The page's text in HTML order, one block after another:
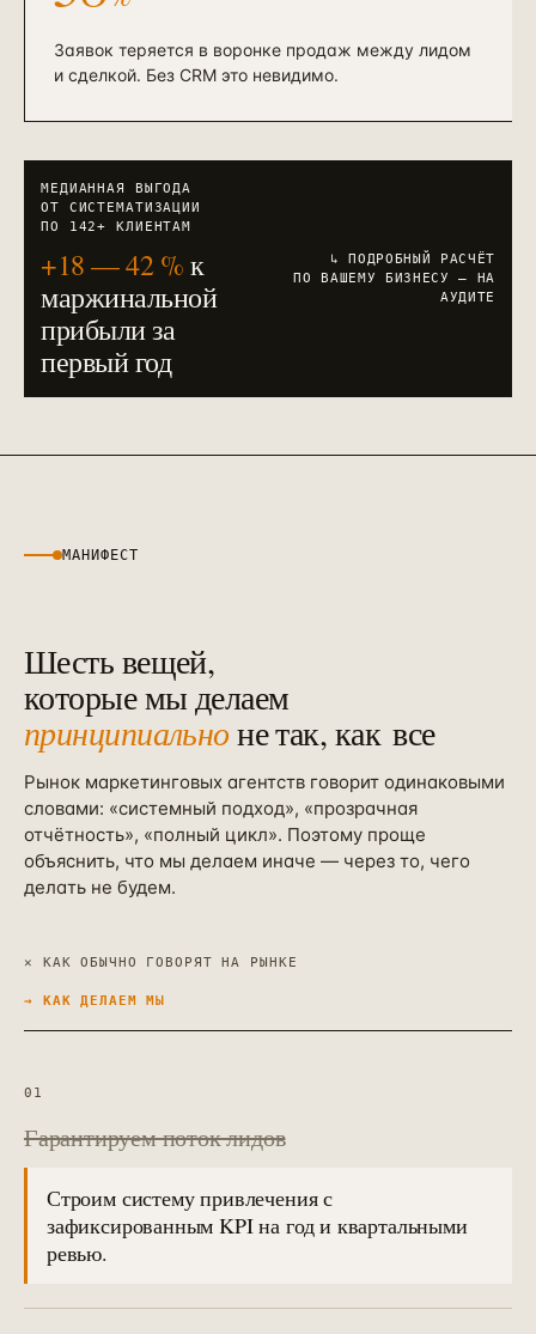
Заявок теряется в воронке продаж между лидом
и сделкой. Без CRM это невидимо.
МЕДИАННАЯ ВЫГОДА
ОТ СИСТЕМАТИЗАЦИИ
ПО 142+ КЛИЕНТАМ
+18 — 42 %к
маржинальной
прибыли за
первый год
↳ ПОДРОБНЫЙ РАСЧЁТ
ПО ВАШЕМУ БИЗНЕСУ — НА
АУДИТЕ
МАНИФЕСТ
Шесть вещей,
которые мы делаем
принципиальноне так, как все
Рынок маркетинговых агентств говорит одинаковыми
словами: «системный подход», «прозрачная
отчётность», «полный цикл». Поэтому проще
объяснить, что мы делаем иначе — через то, чего
делать не будем.
✕ КАК ОБЫЧНО ГОВОРЯТ НА РЫНКЕ
→ КАК ДЕЛАЕМ МЫ
01
Гарантируем поток лидов
Строим систему привлечения с
зафиксированным KPI на год и квартальными
ревью.